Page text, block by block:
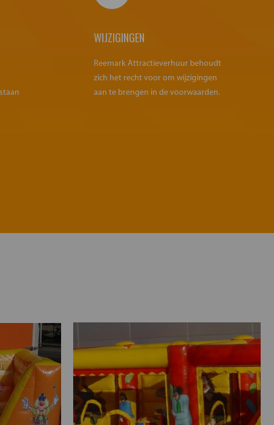
WIJZIGINGEN
Reemark Attractieverhuur behoudt
zich het recht voor om wijzigingen
aan te brengen in de voorwaarden.